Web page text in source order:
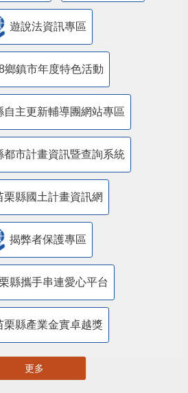
遊說法資訊專區
鄉鎮市年度特色活動
自主更新輔導團網站專區
都市計畫資訊暨查詢系統
栗縣國土計畫資訊網
揭弊者保護專區
縣攜手串連愛心平台
栗縣產業金實卓越獎
更多